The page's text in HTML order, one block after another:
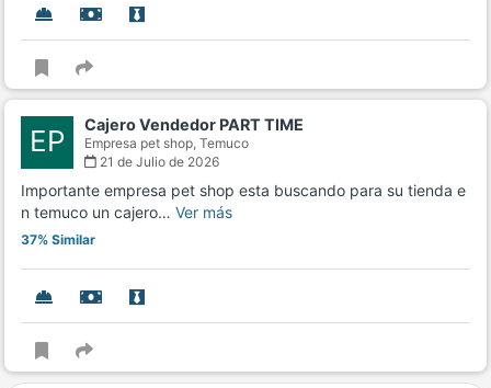
EP Cajero Vendedor PART TIME
Empresa pet shop, Temuco
21 de Julio de 2026
Importante empresa pet shop esta buscando para su tienda e
n temuco un cajero… Ver más
37% Similar